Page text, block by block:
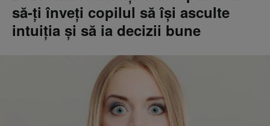
să-ți înveți copilul să își asculte
intuiția și să ia decizii bune